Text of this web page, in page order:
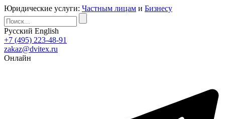
Юридические услуги: Частным лицам и Бизнесу
Русский English
+7 (495) 223-48-91
zakaz@dvitex.ru
Онлайн